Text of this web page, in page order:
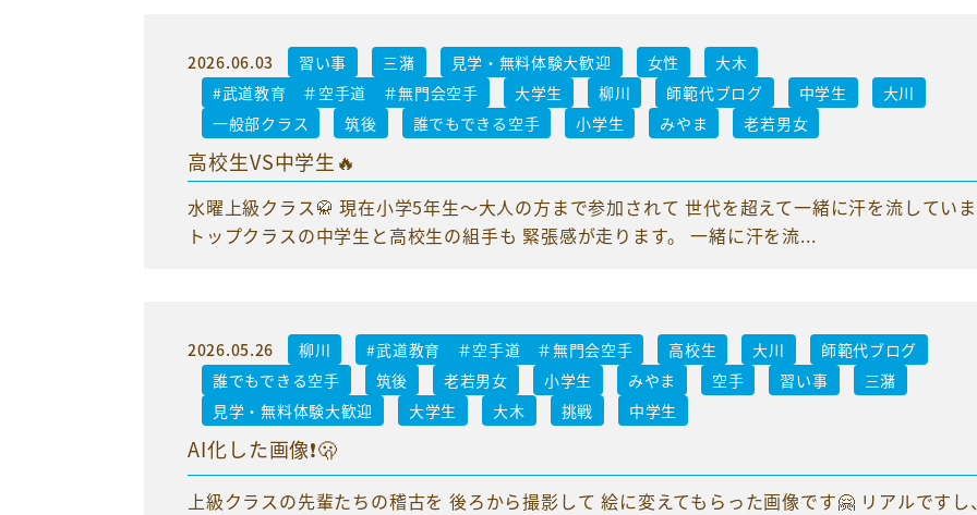
2026.06.03 習い事 三潴 見学・無料体験大歓迎 女性
大木
#武道教育 ＃空手道 ＃無門会空手
大学生 柳川 師範代ブログ 中学生
大川
一般部クラス
筑後 誰でもできる空手 小学生 みやま 老若男女
高校生VS中学生🔥
水曜上級クラス🥋 現在小学5年生〜大人の方まで参加されて 世代を超えて一緒に汗を流してい
トップクラスの中学生と高校生の組手も 緊張感が走ります。 一緒に汗を流...
2026.05.26 柳川 #武道教育 ＃空手道 ＃無門会空手 高校生 大川
師範代ブログ
誰でもできる空手
筑後 老若男女 小学生 みやま 空手 習い事
三潴
見学・無料体験大歓迎
大学生 大木 挑戦 中学生
AI化した画像❗️🫢
上級クラスの先輩たちの稽古を 後ろから撮影して 絵に変えてもらった画像です🤗 リアルですし